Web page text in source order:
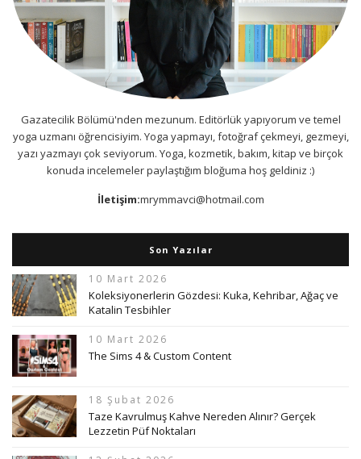
Gazatecilik Bölümü'nden mezunum. Editörlük yapıyorum ve temel
yoga uzmanı öğrencisiyim. Yoga yapmayı, fotoğraf çekmeyi, gezmeyi,
yazı yazmayı çok seviyorum. Yoga, kozmetik, bakım, kitap ve birçok
konuda incelemeler paylaştığım bloğuma hoş geldiniz :)
İletişim:mrymmavci@hotmail.com
Son Yazılar
10 Mart 2026
Koleksiyonerlerin Gözdesi: Kuka, Kehribar, Ağaç ve
Katalin Tesbihler
10 Mart 2026
The Sims 4 & Custom Content
18 Şubat 2026
Taze Kavrulmuş Kahve Nereden Alınır? Gerçek
Lezzetin Püf Noktaları